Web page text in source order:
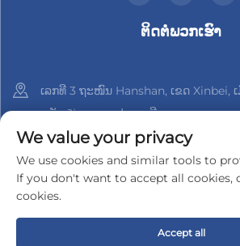
ຕິດຕໍ່ພວກເຮົາ
ເລກທີ 3 ຖະໜົນ Hanshan, ເຂດ Xinbei,
ຫວັດ Jiangsu, ປະເທດຈີນ
+86-18961288218
[email protected]
ລິขະສິດ © 2025 າງຊູ Xinder-Tech Electronics
We value your privacy
We use cookies and similar tools to
If you don't want to accept all cookies,
cookies.
Accept all